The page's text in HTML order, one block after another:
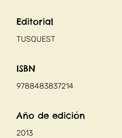
Editorial
TUSQUEST
ISBN
9788483837214
Año de edición
2013